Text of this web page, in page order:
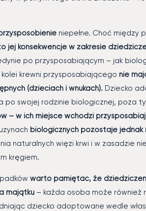
niepełne. Choć między
jej konsekwencje w zakresie
po przysposabiającym – jak
kolei krewni przysposabiającego nie
(dzieciach i wnukach). Dziecko
po swojej rodzinie biologicznej, poza
– w ich miejsce wchodzi
biologicznych pozostaje jednak
naturalnych więzi krwi i w zasadzie
kręgiem.
warto pamiętać, że
majątku – każda osoba może również
dziecko adoptowane wedle